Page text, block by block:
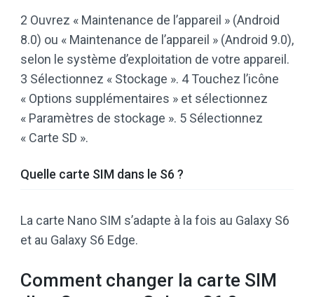
2 Ouvrez « Maintenance de l’appareil » (Android
8.0) ou « Maintenance de l’appareil » (Android 9.0),
selon le système d’exploitation de votre appareil.
3 Sélectionnez « Stockage ». 4 Touchez l’icône
« Options supplémentaires » et sélectionnez
« Paramètres de stockage ». 5 Sélectionnez
« Carte SD ».
Quelle carte SIM dans le S6 ?
La carte Nano SIM s’adapte à la fois au Galaxy S6
et au Galaxy S6 Edge.
Comment changer la carte SIM